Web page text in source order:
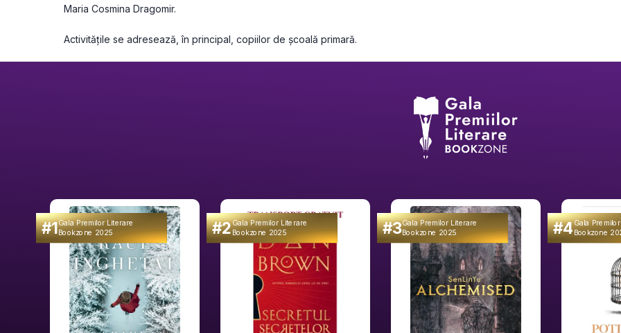
Maria Cosmina Dragomir.
Activitățile se adresează, în principal, copiilor de școală primară.
#1Gala Premilor Literare
Bookzone 2025 #2Gala Premilor Literare
Bookzone 2025 #3Gala Premilor Literare
Bookzone 2025 #4Gala
Bookzone